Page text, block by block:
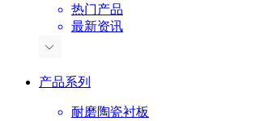
热门产品
最新资讯
产品系列
耐磨陶瓷衬板